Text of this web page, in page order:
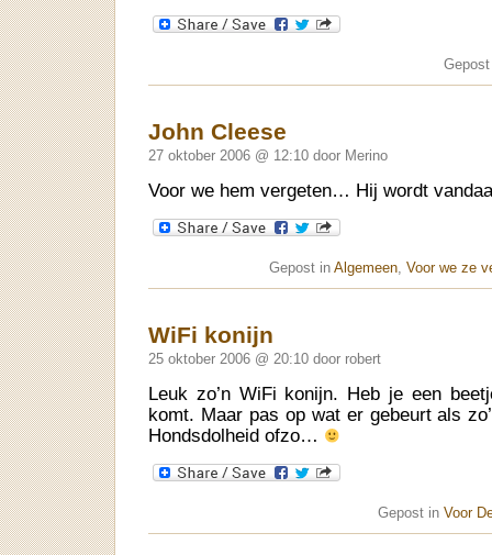
John Cleese
27 oktober 2006 @ 12:10 door Merino
Voor we hem vergeten… Hij wordt
Gepost in Algemeen Voor we ze
WiFi konijn
25 oktober 2006 @ 20:10 door robert
Leuk zo’n WiFi konijn. Heb je een
komt. Maar pas op wat er gebeurt als
Hondsdolheid ofzo…
Gepost in Voor